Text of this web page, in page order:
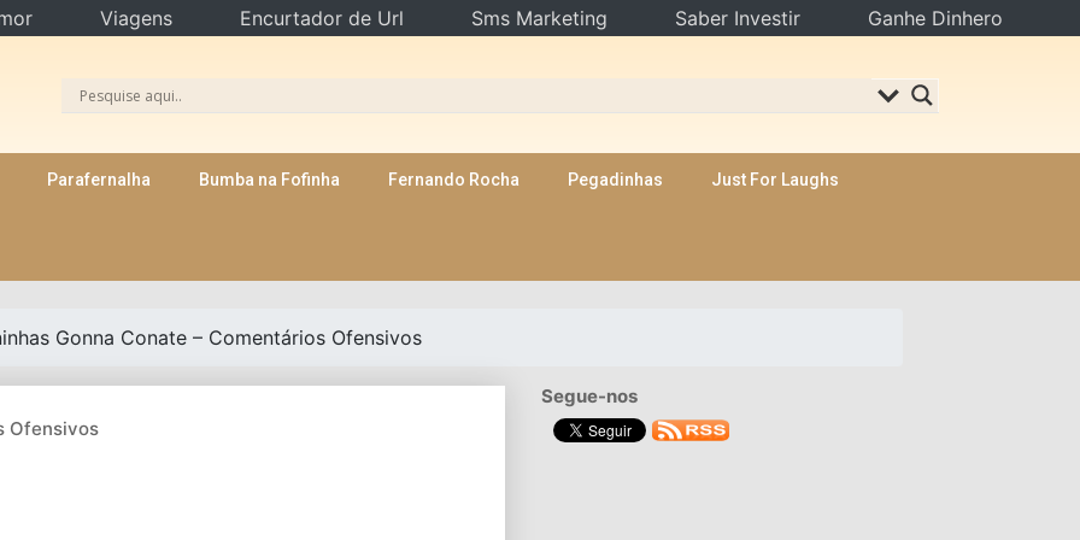
Parafernalha Bumba na Fofinha Fernando Rocha Pegadinhas Just For Laughs
Gonna Conate – Comentários Ofensivos
Ofensivos
Segue-nos
Viagens Encurtador de Url Sms Marketing Saber Investir Ganhe Dinhero